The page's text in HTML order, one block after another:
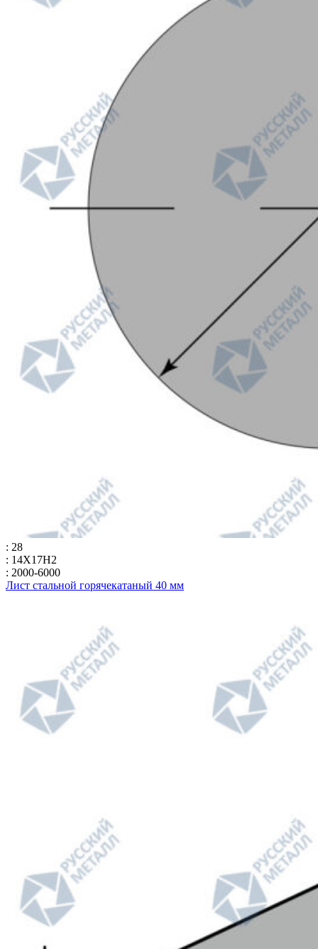
: 28
: 14Х17Н2
: 2000-6000
Лист стальной горячекатаный 40 мм